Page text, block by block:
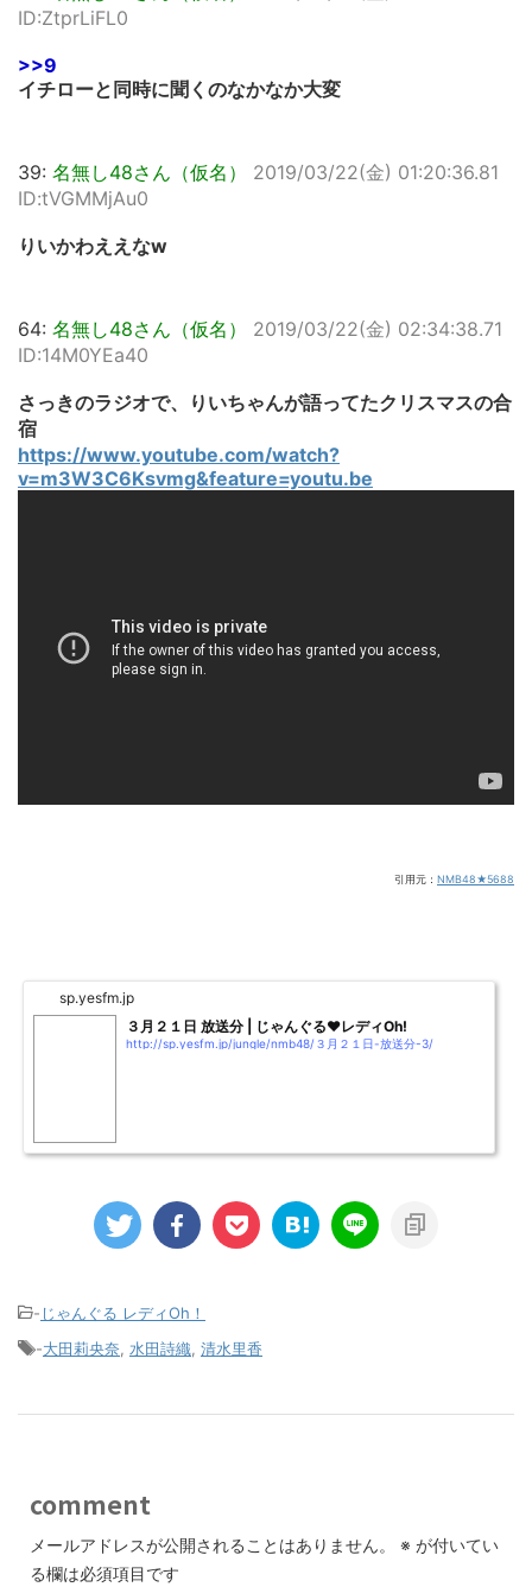
ID:ZtprLiFL0
>>9
イチローと同時に聞くのなかなか大変
39: 名無し48さん（仮名） 2019/03/22(金) 01:20:36.81
ID:tVGMMjAu0
りいかわええなw
64: 名無し48さん（仮名） 2019/03/22(金) 02:34:38.71
ID:14M0YEa40
さっきのラジオで、りいちゃんが語ってたクリスマスの合
宿
https://www.youtube.com/watch?
v=m3W3C6Ksvmg&feature=youtu.be
引用元： NMB48★5688
sp.yesfm.jp
３月２１日 放送分 | じゃんぐる♥レディOh!
http://sp.yesfm.jp/jungle/nmb48/３月２１日-放送分-3/
- じゃんぐる レディOh！
-大田莉央奈, 水田詩織, 清水里香
comment
メールアドレスが公開されることはありません。 ※ が付いてい
る欄は必須項目です